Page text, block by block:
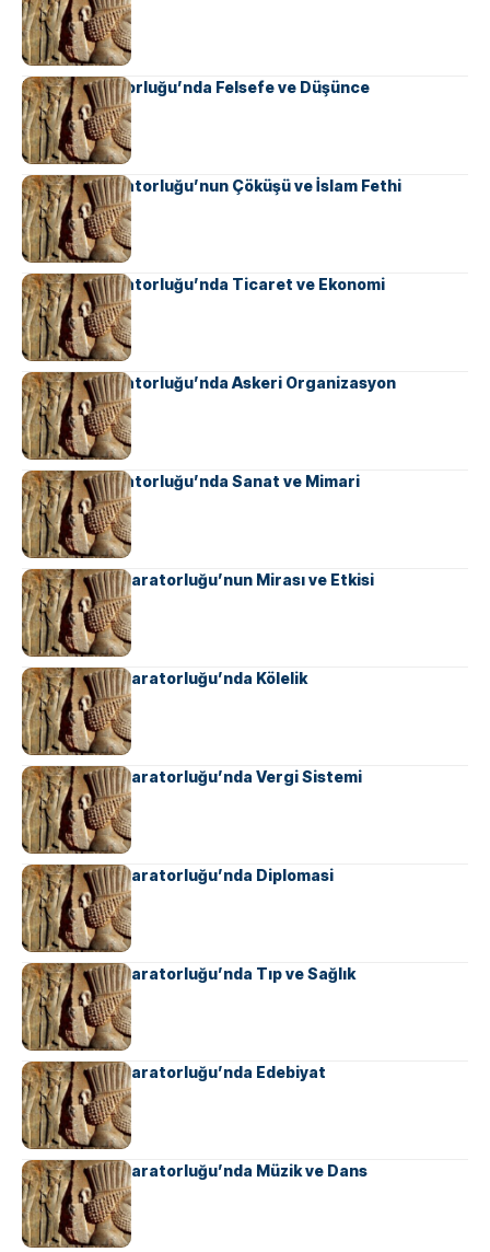
Pers İmparatorluğu’nda Felsefe ve Düşünce
Sasani İmparatorluğu’nun Çöküşü ve İslam Fethi
Sasani İmparatorluğu’nda Ticaret ve Ekonomi
Sasani İmparatorluğu’nda Askeri Organizasyon
Sasani İmparatorluğu’nda Sanat ve Mimari
Ahameniş İmparatorluğu’nun Mirası ve Etkisi
Ahameniş İmparatorluğu’nda Kölelik
Ahameniş İmparatorluğu’nda Vergi Sistemi
Ahameniş İmparatorluğu’nda Diplomasi
Ahameniş İmparatorluğu’nda Tıp ve Sağlık
Ahameniş İmparatorluğu’nda Edebiyat
Ahameniş İmparatorluğu’nda Müzik ve Dans